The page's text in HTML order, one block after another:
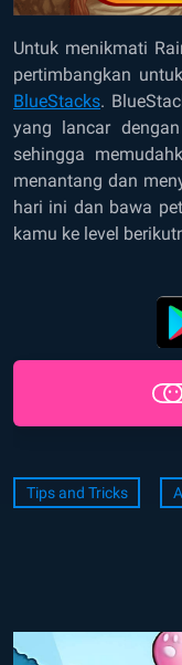
Untuk menikmati
pertimbangkan untuk
BlueStacks.
yang lancar
sehingga
menantang dan
hari ini dan bawa
kamu ke level
Tips and Tricks